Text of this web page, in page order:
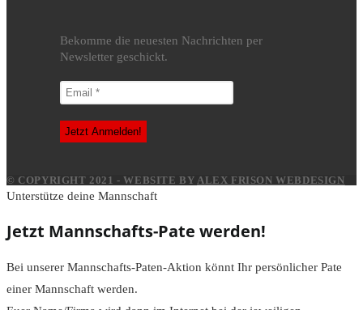
Bekomme die neuesten Nachrichten per
Newsletter geschickt.
© COPYRIGHT 2021 - WEBSITE BY ALEX FRISON WEBDESIGN
Unterstütze deine Mannschaft
Jetzt Mannschafts-Pate werden!
Bei unserer Mannschafts-Paten-Aktion könnt Ihr persönlicher Pate
einer Mannschaft werden.